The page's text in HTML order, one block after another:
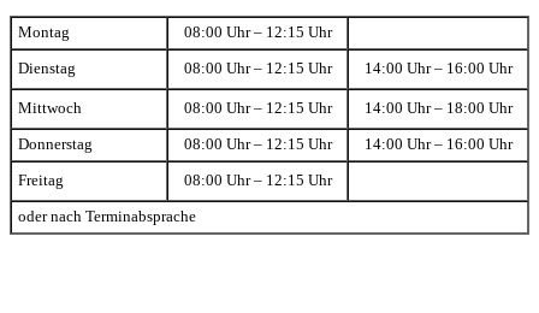
Montag 08:00 Uhr – 12:15 Uhr
Dienstag 08:00 Uhr – 12:15 Uhr 14:00 Uhr – 16:00 Uhr
Mittwoch 08:00 Uhr – 12:15 Uhr 14:00 Uhr – 18:00 Uhr
Donnerstag 08:00 Uhr – 12:15 Uhr 14:00 Uhr – 16:00 Uhr
Freitag 08:00 Uhr – 12:15 Uhr
oder nach Terminabsprache